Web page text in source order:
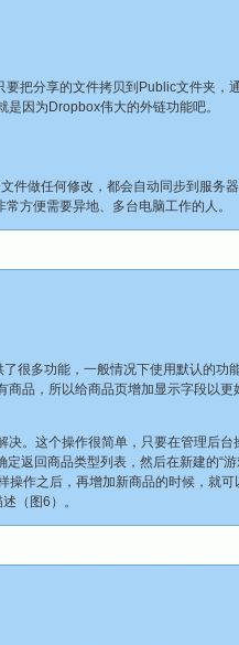
把分享的文件拷贝到Public文件夹，
因为Dropbox伟大的外链功能吧。
做任何修改，都会自动同步到服务
方便需要异地、多台电脑工作的人。
很多功能，一般情况下使用默认的功
品，所以给商品页增加显示字段以更
。这个操作很简单，只要在管理后台
返回商品类型列表，然后在新建的“游
操作之后，再增加新商品的时候，就可
（图6）。